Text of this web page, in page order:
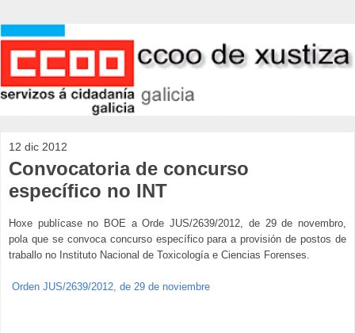
12 dic 2012
Convocatoria de concurso
específico no INT
Hoxe publícase no BOE a Orde JUS/2639/2012, de 29 de novembro,
pola que se convoca concurso específico para a provisión de postos de
traballo no Instituto Nacional de Toxicología e Ciencias Forenses.
Orden JUS/2639/2012, de 29 de noviembre